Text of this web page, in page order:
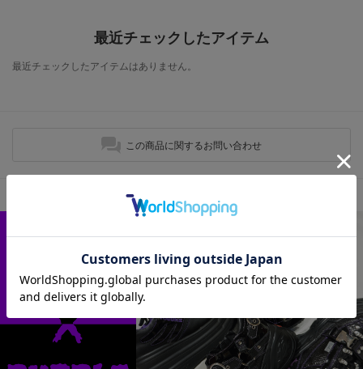
最近チェックしたアイテム
最近チェックしたアイテムはありません。
この商品に関するお問い合わせ